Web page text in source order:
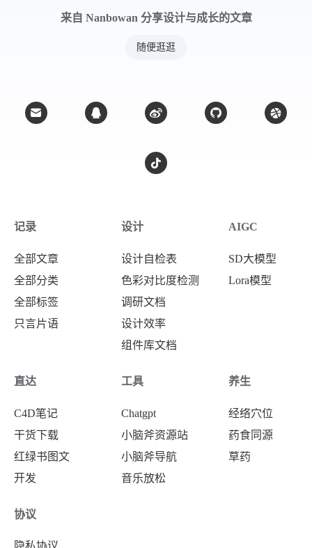
来自 Nanbowan 分享设计与成长的文章
随便逛逛
记录
全部文章
全部分类
全部标签
只言片语
设计
设计自检表
色彩对比度检测
调研文档
设计效率
组件库文档
AIGC
SD大模型
Lora模型
直达
C4D笔记
干货下载
红绿书图文
开发
工具
Chatgpt
小脑斧资源站
小脑斧导航
音乐放松
养生
经络穴位
药食同源
草药
协议